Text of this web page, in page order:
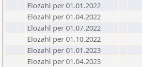
Elozahl per 01.01.2022
Elozahl per 01.04.2022
Elozahl per 01.07.2022
Elozahl per 01.10.2022
Elozahl per 01.01.2023
Elozahl per 01.04.2023